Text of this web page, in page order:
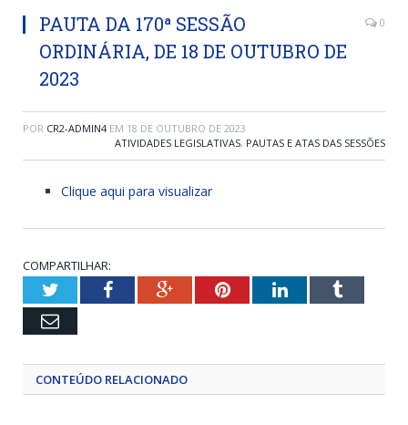
PAUTA DA 170ª SESSÃO
ORDINÁRIA, DE 18 DE OUTUBRO DE
2023
0
POR CR2-ADMIN4 EM 18 DE OUTUBRO DE 2023
ATIVIDADES LEGISLATIVAS, PAUTAS E ATAS DAS SESSÕES
Clique aqui para visualizar
COMPARTILHAR:
TwitterFacebookGoogle+PinterestLinkedInTumblr
Email
CONTEÚDO RELACIONADO